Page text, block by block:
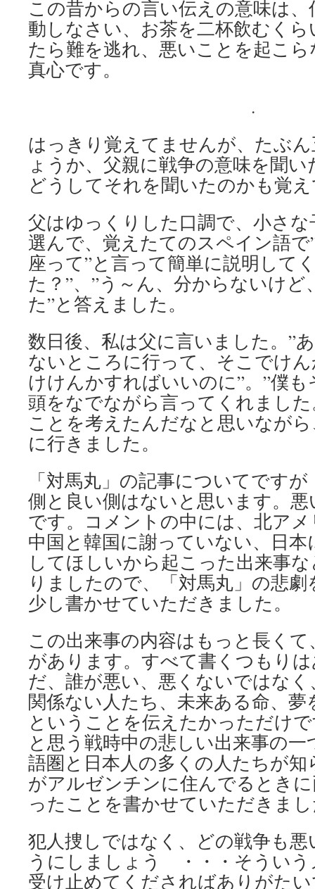
この昔からの言い伝えの意味は
動しなさい、お茶を二杯飲むく
たら難を逃れ、悪いことを起こ
真心です。
.
はっきり覚えてませんが、たぶ
ょうか、父親に戦争の意味を聞
どうしてそれを聞いたのかも覚
父はゆっくりした口調で、小さ
選んで、覚えたてのスペイン語
座って”と言って簡単に説明して
た？”、”う～ん、分からないけ
た”と答えました。
数日後、私は父に言いました。”
ないところに行って、そこでけ
けけんかすればいいのに”。”僕
頭をなでながら言ってくれまし
ことを考えたんだなと思いなが
に行きました。
「対馬丸」の記事についてです
側と良い側はないと思います。
です。コメントの中には、北ア
中国と韓国に謝っていない、日
してほしいから起こった出来事
りましたので、「対馬丸」の悲
少し書かせていただきました。
この出来事の内容はもっと長く
があります。すべて書くつもり
だ、誰が悪い、悪くないではな
関係ない人たち、未来ある命、
ということを伝えたかっただけ
と思う戦時中の悲しい出来事の
語圏と日本人の多くの人たちが
がアルゼンチンに住んでるとき
ったことを書かせていただきま
犯人捜しではなく、どの戦争も
うにしましょう ・・・そういう
受け止めてくださればありがた